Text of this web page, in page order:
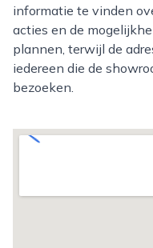
informatie te vinden
acties en de
plannen, terwijl de
iedereen die de
bezoeken.